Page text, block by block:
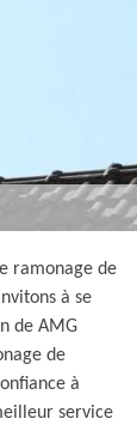
ramonage de
à se
de AMG
de
à
service